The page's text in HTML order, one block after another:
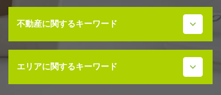
事業承継 株式譲渡
m&a 株式譲渡
限定承認 単純承認
事業承継 引継ぎ補助金
不動産に関するキーワード
相続 不動産 活用
エリアに関するキーワード